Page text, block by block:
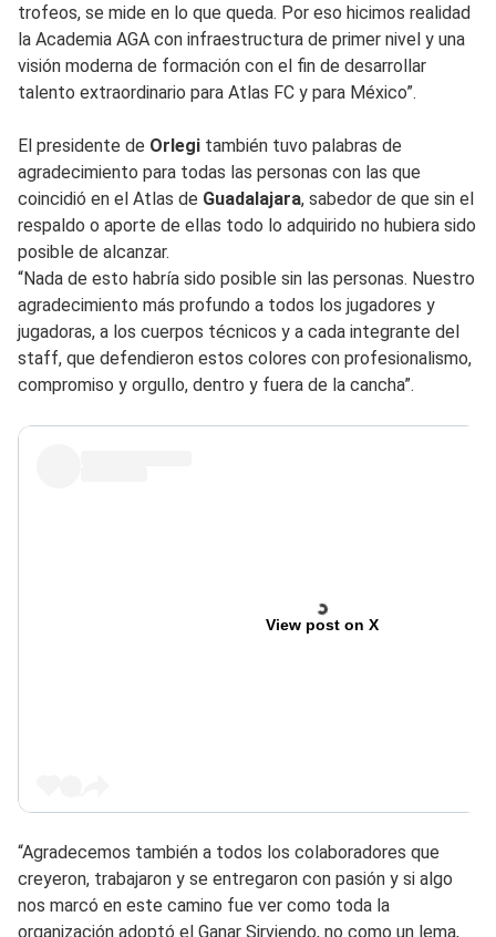
trofeos, se mide en lo que queda. Por eso hicimos realidad
la Academia AGA con infraestructura de primer nivel y una
visión moderna de formación con el fin de desarrollar
talento extraordinario para Atlas FC y para México”.
El presidente de Orlegi también tuvo palabras de
agradecimiento para todas las personas con las que
coincidió en el Atlas de Guadalajara, sabedor de que sin el
respaldo o aporte de ellas todo lo adquirido no hubiera sido
posible de alcanzar.
“Nada de esto habría sido posible sin las personas. Nuestro
agradecimiento más profundo a todos los jugadores y
jugadoras, a los cuerpos técnicos y a cada integrante del
staff, que defendieron estos colores con profesionalismo,
compromiso y orgullo, dentro y fuera de la cancha”.
View post on X
“Agradecemos también a todos los colaboradores que
creyeron, trabajaron y se entregaron con pasión y si algo
nos marcó en este camino fue ver como toda la
organización adoptó el Ganar Sirviendo, no como un lema,